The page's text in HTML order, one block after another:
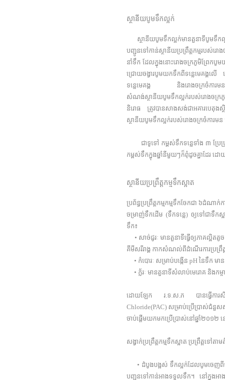
ស្ថានីយបូមទឹកល្អក់
ស្ថានីយបូមទឹកល្អក់មានតួនាទីបូមទឹកល្អ
បញ្ជូនទៅកាន់ស្ថានីយប្រព្រឹត្តកម្មរបស់រោង
នាំទឹក ដែលក្នុងនោះរោងចក្រភូមិព្រែក​បូ
ជ្រោយចង្វារបូមយកទឹកពីទន្លេ​មេគង្គល
ទន្លេមេគង្គ និង​រោង​ចក្រ​ចំការមន
សំណង់ស្ថា​នីយ​បូមទឹកល្អក់របស់រោងចក្រ
និរោធ ត្រូវបាន​សាង​សង់​ជាអគារបេតុង
ស្ថានីយបូមទឹកល្អក់របស់រោងចក្រចំការមន
ជាទូទៅ កម្ពស់ទឹកទន្លេទាំង ៣ ប្រែ
កម្ពស់ទឹកក្នុងឆ្នាំនីមួយៗក៏ពុំដូចគ្នាដែរ ដ
ស្ថានីយប្រព្រឹត្តកម្មទឹកស្អាត
ប្រព័ន្ធប្រព្រឹត្តកម្មកម្មទឹកចែកជា ៦ដំណ
ចម្រាញ់ទឹកដើម (ទឹកទន្លេ) ឲ្យទៅជាទឹកស្អ
ទឹក៖
• សាច់ជូរៈ មានតួនាទីធ្វើឲ្យភាគល្អិតតូ
គីមីសរីរាង្គ កាកសំណល់ពីដំណើរការប្រព្រឹត្
• កំបោរៈ សម្រាប់បង្កើន pH នៃទឹក ម
• ក្ល័រៈ មានតួនាទីសំលាប់មេរោគ និងកម្
ដោយឡែក រ.ទ.ស.ភ បានធ្វើការសិក្
Chloride(PAC) សម្រាប់ប្រើប្រាស់ជំនួស
ចាប់ផ្តើមយកមកប្រើប្រាស់នៅឆ្នាំ២០១២ ន
សង្វាក់ប្រព្រឹត្តកម្មទឹកស្អាត ប្រព្រឹត្តទៅ
• ដំបូងបង្អស់ ទឹកល្អក់ដែលបូមចេញពីទ
បញ្ជូនទៅកាន់អាងទទួលទឹក។ នៅ​ក្នុង​អ